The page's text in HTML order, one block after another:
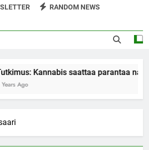
RANDOM NEWS
Kannabis saattaa parantaa
Ago